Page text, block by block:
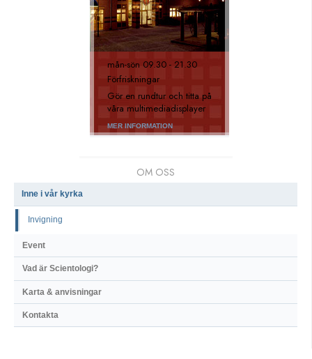
mån-sön 09.30 - 21.30
Förfriskningar
Gör en rundtur och titta på
våra multimediadisplayer
MER INFORMATION
OM OSS
Inne i vår kyrka
Invigning
Event
Vad är Scientologi?
Karta & anvisningar
Kontakta